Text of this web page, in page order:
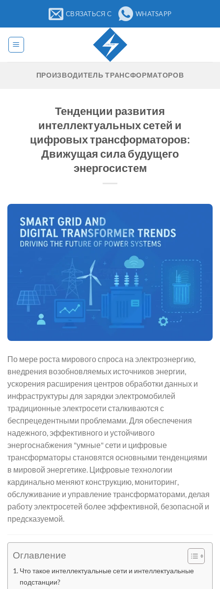
содержанию
СВЯЗАТЬСЯ С WHATSAPP
ПРОИЗВОДИТЕЛЬ ТРАНСФОРМАТОРОВ
Тенденции развития
интеллектуальных сетей и
цифровых трансформаторов:
Движущая сила будущего
энергосистем
По мере роста мирового спроса на электроэнергию,
внедрения возобновляемых источников энергии,
ускорения расширения центров обработки данных и
инфраструктуры для зарядки электромобилей
традиционные электросети сталкиваются с
беспрецедентными проблемами. Для обеспечения
надежного, эффективного и устойчивого
энергоснабжения "умные" сети и цифровые
трансформаторы становятся основными тенденциями
в мировой энергетике. Цифровые технологии
кардинально меняют конструкцию, мониторинг,
обслуживание и управление трансформаторами, делая
работу электросетей более эффективной, безопасной и
предсказуемой.
Оглавление
Что такое интеллектуальные сети и интеллектуальные
подстанции?